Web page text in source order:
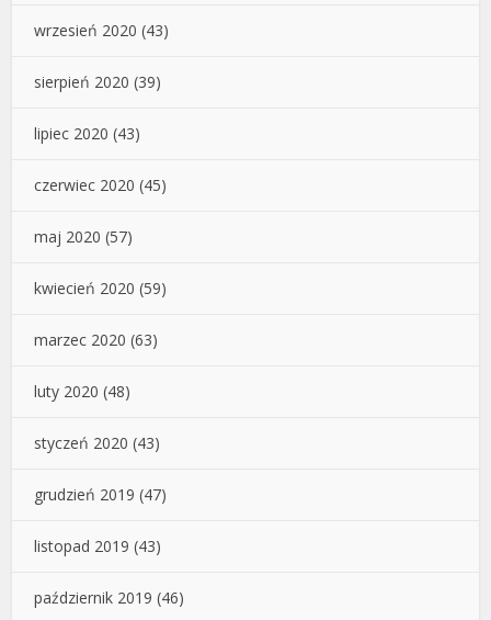
wrzesień 2020 (43)
sierpień 2020 (39)
lipiec 2020 (43)
czerwiec 2020 (45)
maj 2020 (57)
kwiecień 2020 (59)
marzec 2020 (63)
luty 2020 (48)
styczeń 2020 (43)
grudzień 2019 (47)
listopad 2019 (43)
październik 2019 (46)